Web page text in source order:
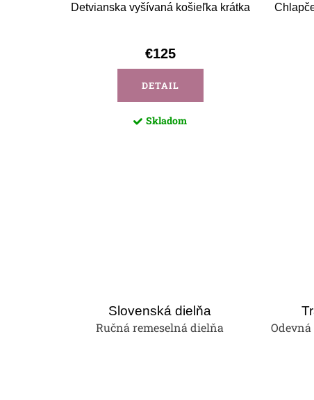
Detvianska vyšívaná košieľka krátka
€125
DETAIL
Skladom
Slovenská dielňa
Ručná remeselná dielňa